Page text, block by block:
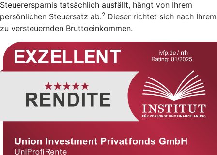
Steuerersparnis tatsächlich ausfällt, hängt von Ihrem
persönlichen Steuersatz ab.2 Dieser richtet sich nach Ihrem
zu versteuernden Bruttoeinkommen.